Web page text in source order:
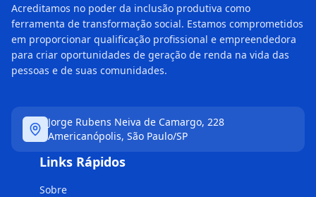
Acreditamos no poder da inclusão produtiva como
ferramenta de transformação social. Estamos comprometidos
em proporcionar qualificação profissional e empreendedora
para criar oportunidades de geração de renda na vida das
pessoas e de suas comunidades.
Jorge Rubens Neiva de Camargo, 228
Americanópolis, São Paulo/SP
Links Rápidos
Sobre